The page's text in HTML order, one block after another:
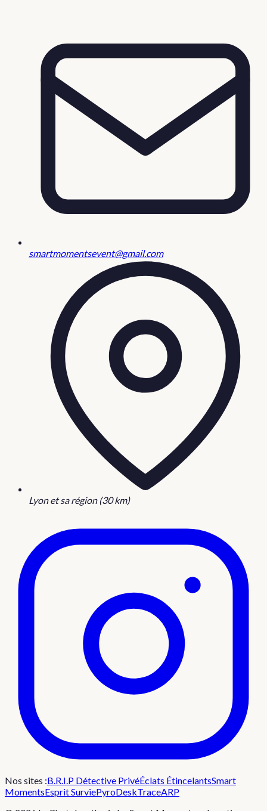
smartmomentsevent@gmail.com
Lyon et sa région (30 km)
Nos sites :B.R.I.P Détective PrivéÉclats ÉtincelantsSmart
MomentsEsprit SurviePyroDeskTraceARP